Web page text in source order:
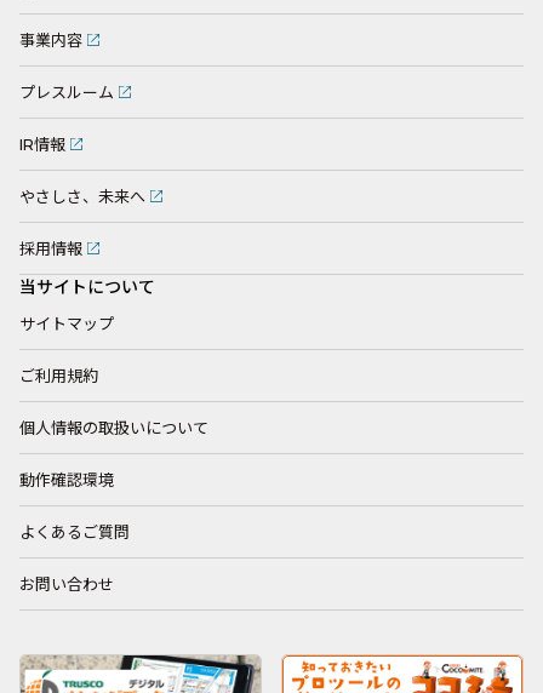
事業内容
プレスルーム
IR情報
やさしさ、未来へ
採用情報
当サイトについて
サイトマップ
ご利用規約
個人情報の取扱いについて
動作確認環境
よくあるご質問
お問い合わせ